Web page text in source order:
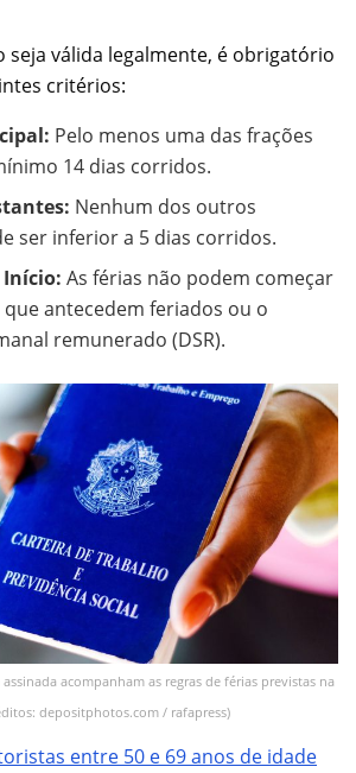
seja válida legalmente, é obrigatório
critérios:
Pelo menos uma das frações
14 dias corridos.
Nenhum dos outros
ser inferior a 5 dias corridos.
Início: As férias não podem começar
antecedem feriados ou o
remunerado (DSR).
acompanham as regras de férias previstas na
depositphotos.com / rafapress)
entre 50 e 69 anos de idade